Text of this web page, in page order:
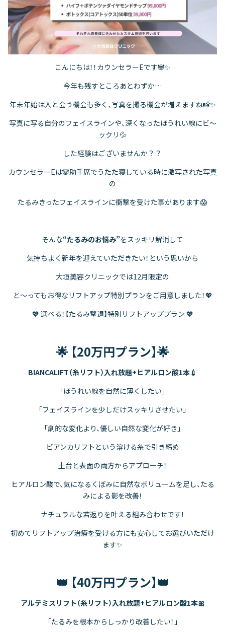
こんにちは！！カウンセラーEです🐼✨
今年も残すところあとわずか…
年末年始は人と会う機会も多く、写真を撮る機会が増えますね📸✨
写真に写る自分のフェイスラインや、深くなったほうれい線にビ～
ックリ💦
した経験はございませんか？？
カウンセラーEは🐼助手席でうたた寝している時に激写された写真
の
たるみきったフェイスラインに衝撃を受けた事があります😱
そんな“たるみのお悩み”をスッキリ解消して
気持ちよく新年を迎えていただきたい！という思いから
大垣美容クリニックでは12月限定の
と～ってもお得なリフトアップ特別プランをご用意しました！💖
💖 選べる！【たるみ撃退】特別リフトアッププラン 💖
🌟 【20万円プラン】🌟
BIANCALIFT（糸リフト）入れ放題+ヒアルロン酸1本💉
「ほうれい線を自然に薄くしたい」
「フェイスラインを少しだけスッキリさせたい」
「劇的な変化より、優しい自然な変化が好き」
ビアンカリフトという溶ける糸で引き締め
土台と表面の両方からアプローチ！
ヒアルロン酸で、気になるくぼみに自然なボリュームを足し、たる
みによる影を改善！
ナチュラルな若返りを叶える組み合わせです！
初めてリフトアップ治療を受ける方にも安心してお選びいただけ
ます✨
👑 【40万円プラン】👑
アルテミスリフト（糸リフト）入れ放題+ヒアルロン酸1本🎀
「たるみを根本からしっかり改善したい！」